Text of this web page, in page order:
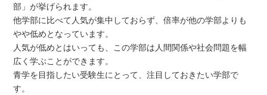
部」が挙げられます。
他学部に比べて人気が集中しておらず、倍率が他の学部よりも
やや低めとなっています。
人気が低めとはいっても、この学部は人間関係や社会問題を幅
広く学ぶことができます。
青学を目指したい受験生にとって、注目しておきたい学部で
す。